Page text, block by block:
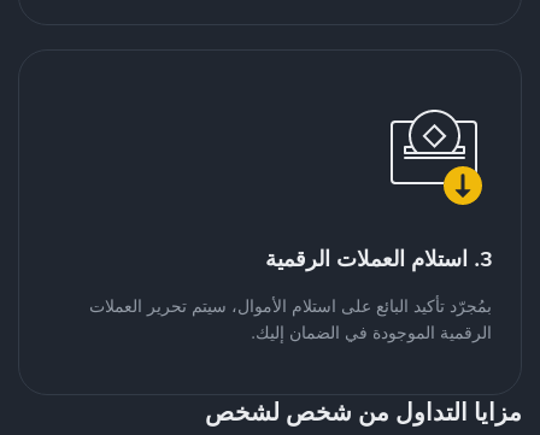
3. استلام العملات الرقمية
بمُجرّد تأكيد البائع على استلام الأموال، سيتم تحرير العملات
الرقمية الموجودة في الضمان إليك.
مزايا التداول من شخص لشخص